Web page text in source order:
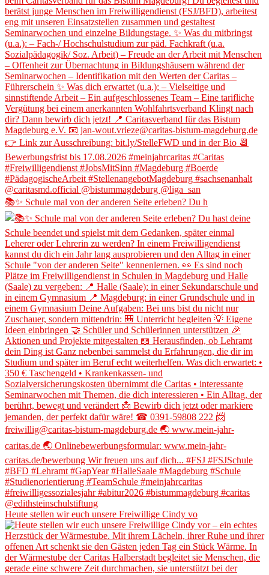
📚✨ Schule mal von der anderen Seite erleben? Du h
Heute stellen wir euch unsere Freiwillige Cindy vo